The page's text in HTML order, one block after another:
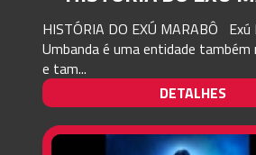
HISTÓRIA DO EXÚ MARABÔ Exú
Umbanda é uma entidade
e tam...
DETALHES